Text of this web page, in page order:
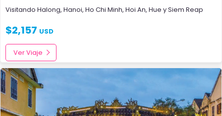
Visitando Halong, Hanoi, Ho Chi Minh, Hoi An, Hue ySiem Reap
$2,157 USD
Ver Viaje